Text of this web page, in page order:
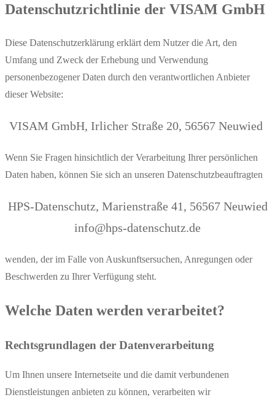
Datenschutzrichtlinie der VISAM GmbH
Diese Datenschutzerklärung erklärt dem Nutzer die Art, den
Umfang und Zweck der Erhebung und Verwendung
personenbezogener Daten durch den verantwortlichen Anbieter
dieser Website:
VISAM GmbH, Irlicher Straße 20, 56567 Neuwied
Wenn Sie Fragen hinsichtlich der Verarbeitung Ihrer persönlichen
Daten haben, können Sie sich an unseren Datenschutzbeauftragten
HPS-Datenschutz, Marienstraße 41, 56567 Neuwied
info@hps-datenschutz.de
wenden, der im Falle von Auskunftsersuchen, Anregungen oder
Beschwerden zu Ihrer Verfügung steht.
Welche Daten werden verarbeitet?
Rechtsgrundlagen der Datenverarbeitung
Um Ihnen unsere Internetseite und die damit verbundenen
Dienstleistungen anbieten zu können, verarbeiten wir